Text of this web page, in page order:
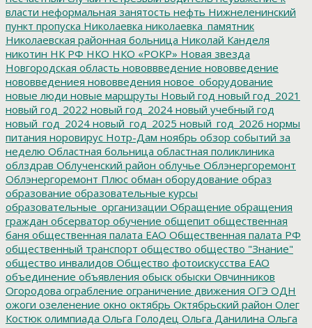
власти неформальная занятость нефть Нижнеленинский
пункт пропуска Николаевка николаевка_памятник
Николаевская районная больница Николай Канделя
никотин НК РФ НКО НКО «РОКР» Новая звезда
Новгородская область нововвведение нововведение
нововведениея нововведения новое_оборудование
новые люди новые маршруты Новый год новый год_2021
новый год_2022 новый год_2024 новый учебный год
новый_год_2024 новый_год_2025 новый_год_2026 нормы
питания норовирус Нотр-Дам ноябрь обзор событий за
неделю Областная больница областная поликлиника
облздрав Облученский район облучье Облэнергоремонт
Облэнергоремонт Плюс обман оборудование образ
образование образовательные курсы
образовательные_организации Обращение обращения
граждан обсерватор обучение общепит общественная
баня общественная палата ЕАО Общественная палата РФ
общественный транспорт общество общество "Знание"
общество инвалидов Общество фотоискусства ЕАО
объединение объявления обыск обыски Овчинников
Огородова ограбление ограничение движения ОГЭ ОДН
ожоги озеленение окно октябрь Октябрьский район Олег
Костюк олимпиада Ольга Голодец Ольга Данилина Ольга